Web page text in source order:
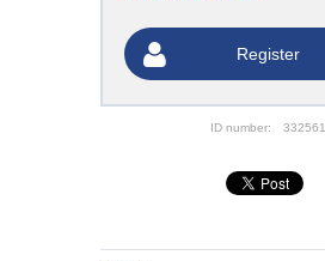
Register
ID number: 332561